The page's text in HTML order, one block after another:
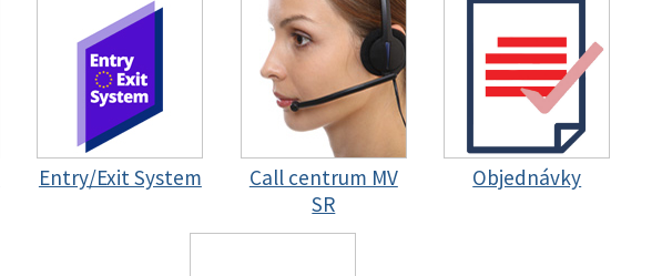
Entry/Exit System
Call centrum MV
SR
Objednávky